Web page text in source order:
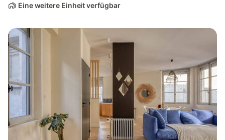
Eine weitere Einheit verfügbar